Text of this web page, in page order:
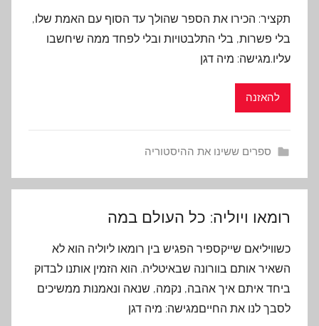
תקציר: הכירו את הספר שהולך עד הסוף עם האמת שלו,
בלי פשרות, בלי התלבטויות ובלי לפחד ממה שיחשבו
עליו.מגישה: מיה דגן
להאזנה
ספרים ששינו את ההיסטוריה
רומאו ויוליה: כל העולם במה
כשוויליאם שייקספיר הפגיש בין רומאו ליוליה הוא לא
השאיר אותם בוורונה שבאיטליה. הוא הזמין אותנו לבדוק
ביחד איתם איך אהבה, נקמה, שנאה ונאמנות ממשיכים
לסבך לנו את החייםמגישה: מיה דגן